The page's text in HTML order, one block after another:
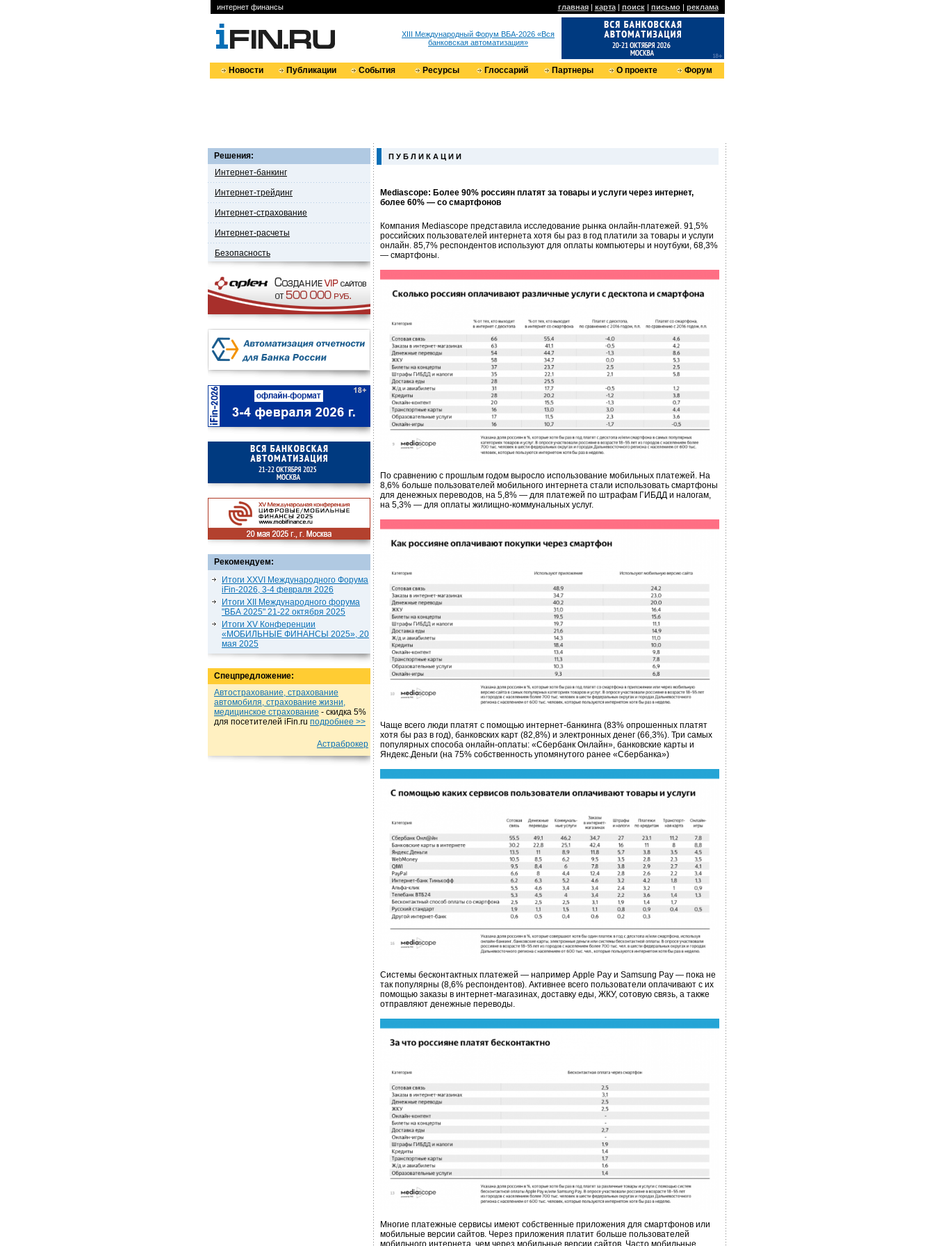
интернет финансы главная| карта| поиск| письмо| реклама
XIII Международный Форум ВБА-2026 «Вся
банковская автоматизация»
Новости Публикации События Ресурсы Глоссарий Партнеры О проекте Форум
Решения:
Интернет-банкинг
Интернет-трейдинг
Интернет-страхование
Интернет-расчеты
Безопасность
Рекомендуем:
Итоги XXVI Международного Форума
iFin-2026, 3-4 февраля 2026
Итоги XII Международного форума
"ВБА 2025" 21-22 октября 2025
Итоги XV Конференции
«МОБИЛЬНЫЕ ФИНАНСЫ 2025», 20
мая 2025
Спецпредложение:
Автострахование, страхование
автомобиля, страхование жизни,
медицинское страхование - cкидка 5%
для посетителей iFin.ru подробнеe >>
Астраброкер
П У Б Л И К А Ц И И
Mediascope: Более 90% россиян платят за товары и услуги через интернет,
более 60% — со смартфонов
Компания Mediascope представила исследование рынка онлайн-платежей. 91,5%
российских пользователей интернета хотя бы раз в год платили за товары и услуги
онлайн. 85,7% респондентов используют для оплаты компьютеры и ноутбуки, 68,3%
— смартфоны.
По сравнению с прошлым годом выросло использование мобильных платежей. На
8,6% больше пользователей мобильного интернета стали использовать смартфоны
для денежных переводов, на 5,8% — для платежей по штрафам ГИБДД и налогам,
на 5,3% — для оплаты жилищно-коммунальных услуг.
Чаще всего люди платят с помощью интернет-банкинга (83% опрошенных платят
хотя бы раз в год), банковских карт (82,8%) и электронных денег (66,3%). Три самых
популярных способа онлайн-оплаты: «Сбербанк Онлайн», банковские карты и
Яндекс.Деньги (на 75% собственность упомянутого ранее «Сбербанка»)
Системы бесконтактных платежей — например Apple Pay и Samsung Pay — пока не
так популярны (8,6% респондентов). Активнее всего пользователи оплачивают с их
помощью заказы в интернет-магазинах, доставку еды, ЖКУ, сотовую связь, а также
отправляют денежные переводы.
Многие платежные сервисы имеют собственные приложения для смартфонов или
мобильные версии сайтов. Через приложения платит больше пользователей
мобильного интернета, чем через мобильные версии сайтов. Часто мобильные